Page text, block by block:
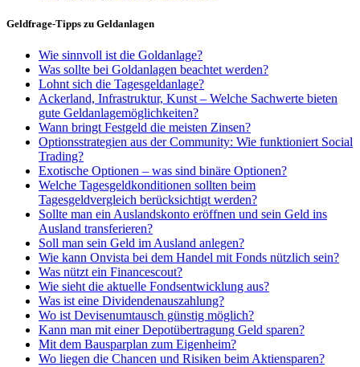
Geldfrage-Tipps zu Geldanlagen
Wie sinnvoll ist die Goldanlage?
Was sollte bei Goldanlagen beachtet werden?
Lohnt sich die Tagesgeldanlage?
Ackerland, Infrastruktur, Kunst – Welche Sachwerte bieten
gute Geldanlagemöglichkeiten?
Wann bringt Festgeld die meisten Zinsen?
Optionsstrategien aus der Community: Wie funktioniert Social
Trading?
Exotische Optionen – was sind binäre Optionen?
Welche Tagesgeldkonditionen sollten beim
Tagesgeldvergleich berücksichtigt werden?
Sollte man ein Auslandskonto eröffnen und sein Geld ins
Ausland transferieren?
Soll man sein Geld im Ausland anlegen?
Wie kann Onvista bei dem Handel mit Fonds nützlich sein?
Was nützt ein Financescout?
Wie sieht die aktuelle Fondsentwicklung aus?
Was ist eine Dividendenauszahlung?
Wo ist Devisenumtausch günstig möglich?
Kann man mit einer Depotübertragung Geld sparen?
Mit dem Bausparplan zum Eigenheim?
Wo liegen die Chancen und Risiken beim Aktiensparen?